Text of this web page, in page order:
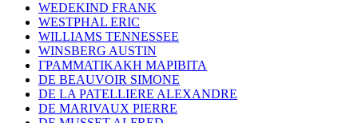
WEDEKIND FRANK
WESTPHAL ERIC
WILLIAMS TENNESSEE
WINSBERG AUSTIN
ΓΡΑΜΜΑΤΙΚΑΚΗ ΜΑΡΙΒΙΤΑ
DE BEAUVOIR SIMONE
DE LA PATELLIERE ALEXANDRE
DE MARIVAUX PIERRE